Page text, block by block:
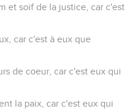
et soif de la justice, car c'est
car c'est à eux que
de coeur, car c'est eux qui
la paix, car c'est eux qui